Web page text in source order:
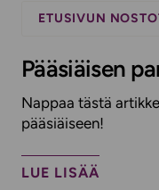
ETUSIVUN
Pääsiäisen
Nappaa tästä
pääsiäiseen!
LUE LISÄÄ